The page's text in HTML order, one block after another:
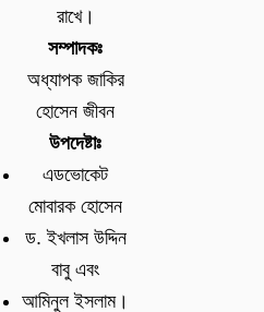
রাখে।
সম্পাদকঃ
অধ্যাপক জাকির
হোসেন জীবন
উপদেষ্টাঃ
এডভোকেট
মোবারক হোসেন
ড. ইখলাস উদ্দিন
বাবু এবং
আমিনুল ইসলাম।